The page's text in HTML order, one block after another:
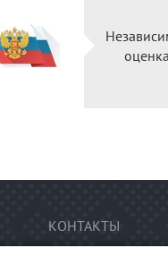
оценка
КОНТАКТЫ